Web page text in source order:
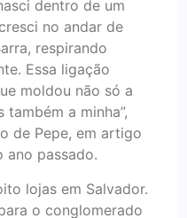
dentro de um
no andar de
respirando
Essa ligação
moldou não só a
a minha”,
de Pepe, em artigo
ano passado.
lojas em Salvador.
o conglomerado